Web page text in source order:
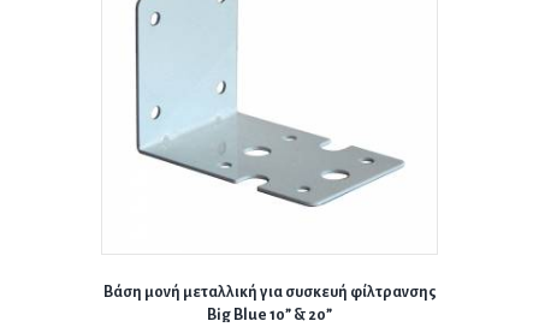
Βάση μονή μεταλλική για συσκευή φίλτρανσης
Big Blue 10” & 20”